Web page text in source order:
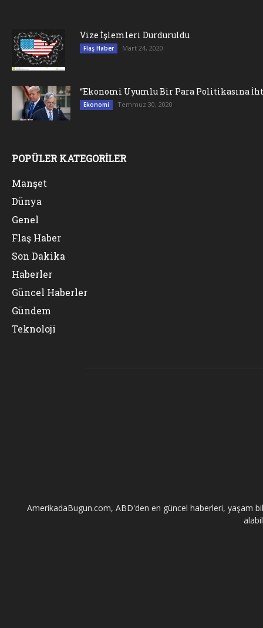
Vize İşlemleri Durduruldu
Flaş Haber Mart 24, 2020
“Ekonomi Uyumlu Bir Para Politikasına
Ekonomi Temmuz 30, 2020
POPÜLER KATEGORİLER
Manşet
Dünya
Genel
Flaş Haber
Son Dakika
Haberler
Güncel Haberler
Gündem
Teknoloji
AmerikadaBugun.com, ABD'den en güncel haberleri, yaşam